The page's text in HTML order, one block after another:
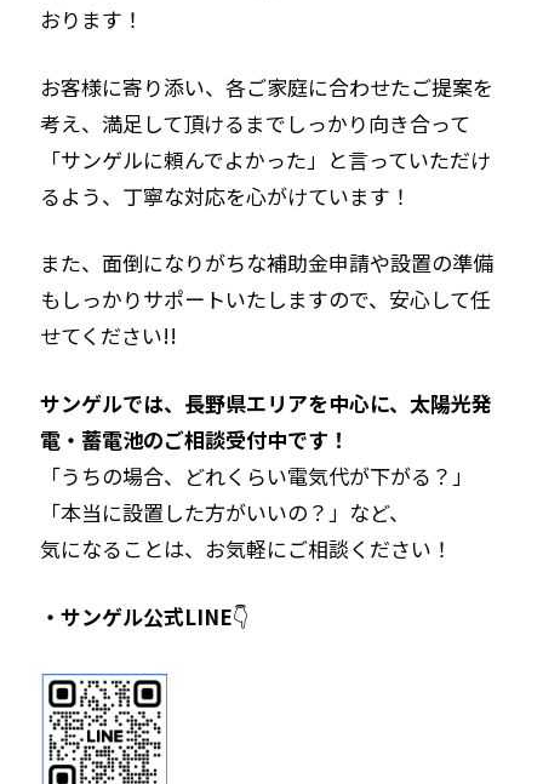
おります！
お客様に寄り添い、各ご家庭に合わせたご提案を
考え、満足して頂けるまでしっかり向き合って
「サンゲルに頼んでよかった」と言っていただけ
るよう、丁寧な対応を心がけています！
また、面倒になりがちな補助金申請や設置の準備
もしっかりサポートいたしますので、安心して任
せてください!!
サンゲルでは、長野県エリアを中心に、太陽光発
電・蓄電池のご相談受付中です！
「うちの場合、どれくらい電気代が下がる？」
「本当に設置した方がいいの？」など、
気になることは、お気軽にご相談ください！
・サンゲル公式LINE👇